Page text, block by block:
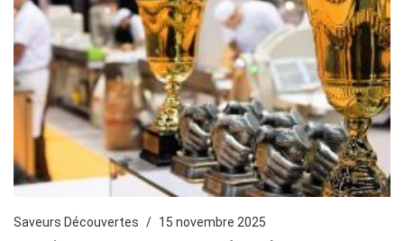
Saveurs Découvertes 15 novembre 2025